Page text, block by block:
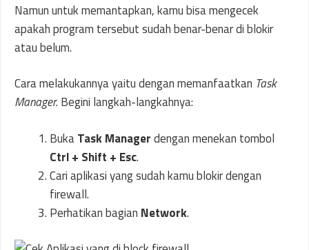
Namun untuk memantapkan, kamu bisa mengecek
apakah program tersebut sudah benar-benar di blokir
atau belum.
Cara melakukannya yaitu dengan memanfaatkan Task
Manager. Begini langkah-langkahnya:
BukaTask Managerdengan menekan tombol
Ctrl + Shift + Esc.
Cari aplikasi yang sudah kamu blokir dengan
firewall.
Perhatikan bagian Network.